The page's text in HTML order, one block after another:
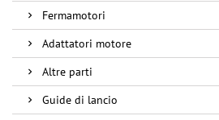
Fermamotori
Adattatori motore
Altre parti
Guide di lancio